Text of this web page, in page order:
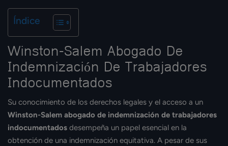
Índice
Winston-Salem Abogado De
Indemnización De Trabajadores
Indocumentados
Su conocimiento de los derechos legales y el acceso a un
Winston-Salem abogado de indemnización de trabajadores
indocumentados desempeña un papel esencial en la
obtención de una indemnización equitativa. A pesar de sus